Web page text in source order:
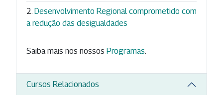
Desenvolvimento Regional comprometido com
a redução das desigualdades
Saiba mais nos nossos Programas.
Cursos Relacionados